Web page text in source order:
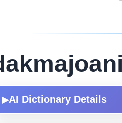
▶AI Dictionary Details